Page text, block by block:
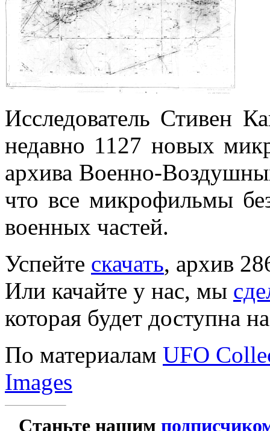
Исследователь Стивен
недавно 1127 новых
архива Военно-
что все микрофильмы
военных частей.
Успейте скачать, архив
Или качайте у нас, мы
которая будет доступна
По материалам UFO
Images
Станьте нашим